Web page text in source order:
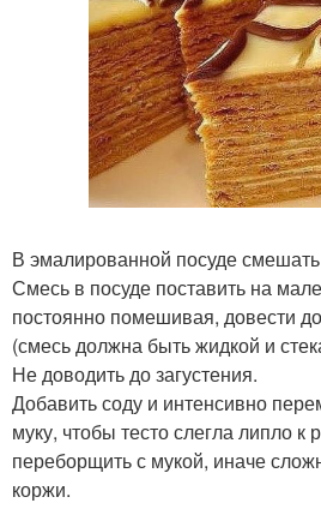
В эмалированной посуде
Смесь в посуде поставить на
постоянно помешивая, довести
(смесь должна быть жидкой и
Не доводить до загустения.
Добавить соду и интенсивно
муку, чтобы тесто слегла липло к
переборщить с мукой, иначе
коржи.